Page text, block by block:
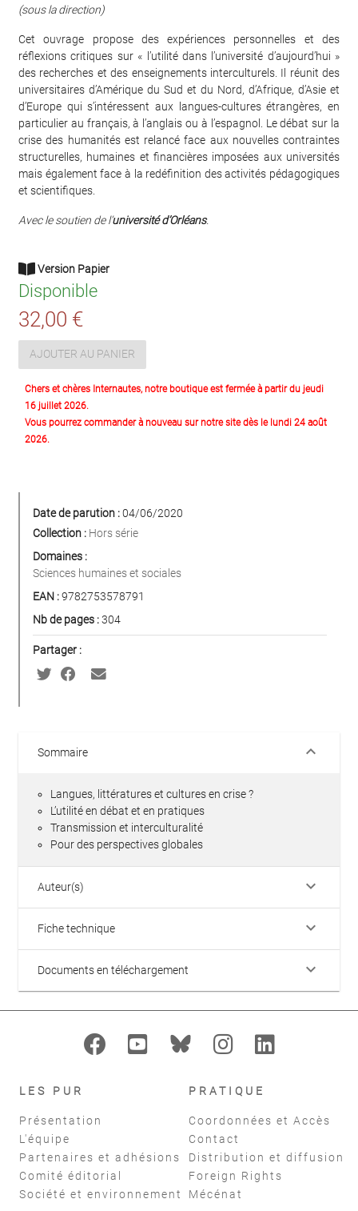
(sous la direction)
Cet ouvrage propose des expériences personnelles et des
réflexions critiques sur « l’utilité dans l’université d’aujourd’hui »
des recherches et des enseignements interculturels. Il réunit des
universitaires d’Amérique du Sud et du Nord, d’Afrique, d’Asie et
d’Europe qui s’intéressent aux langues-cultures étrangères, en
particulier au français, à l’anglais ou à l’espagnol. Le débat sur la
crise des humanités est relancé face aux nouvelles contraintes
structurelles, humaines et financières imposées aux universités
mais également face à la redéfinition des activités pédagogiques
et scientifiques.
Avec le soutien de l’université d’Orléans.
Version Papier
Disponible
32,00 €
AJOUTER AU PANIER
Chers et chères Internautes, notre boutique est fermée à partir du jeudi
16 juillet 2026.
Vous pourrez commander à nouveau sur notre site dès le lundi 24 août
2026.
Date de parution :04/06/2020
Collection : Hors série
Domaines :
Sciences humaines et sociales
EAN :9782753578791
Nb de pages :304
Partager :
Sommaire keyboard_arrow_down
Langues, littératures et cultures en crise ?
L’utilité en débat et en pratiques
Transmission et interculturalité
Pour des perspectives globales
Auteur(s) keyboard_arrow_down
Fiche technique keyboard_arrow_down
Documents en téléchargement keyboard_arrow_down
LES PUR
Présentation
L'équipe
Partenaires et adhésions
Comité éditorial
Société et environnement
PRATIQUE
Coordonnées et Accès
Contact
Distribution et diffusion
Foreign Rights
Mécénat